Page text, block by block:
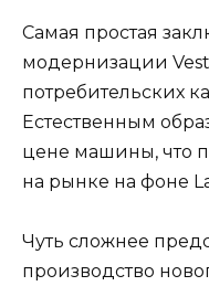
Самая простая
модернизации
потребительских
Естественным
цене машины, что
на рынке на фоне
Чуть сложнее
производство